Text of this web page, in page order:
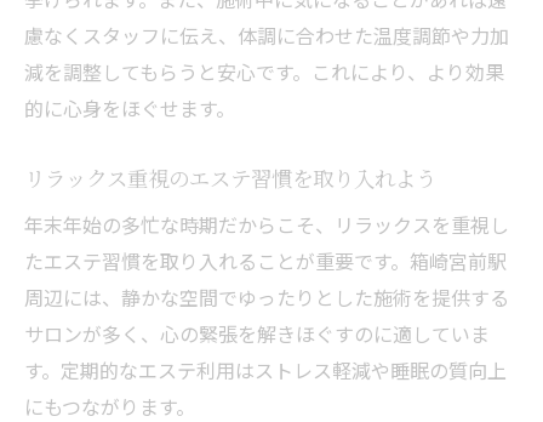
慮なくスタッフに伝え、体調に合わせた温度調節や力加
減を調整してもらうと安心です。これにより、より効果
的に心身をほぐせます。
リラックス重視のエステ習慣を取り入れよう
年末年始の多忙な時期だからこそ、リラックスを重視し
たエステ習慣を取り入れることが重要です。箱崎宮前駅
周辺には、静かな空間でゆったりとした施術を提供する
サロンが多く、心の緊張を解きほぐすのに適していま
す。定期的なエステ利用はストレス軽減や睡眠の質向上
にもつながります。